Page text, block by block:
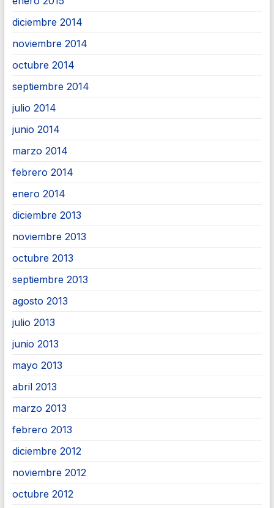
diciembre 2014
noviembre 2014
octubre 2014
septiembre 2014
julio 2014
junio 2014
marzo 2014
febrero 2014
enero 2014
diciembre 2013
noviembre 2013
octubre 2013
septiembre 2013
agosto 2013
julio 2013
junio 2013
mayo 2013
abril 2013
marzo 2013
febrero 2013
diciembre 2012
noviembre 2012
octubre 2012